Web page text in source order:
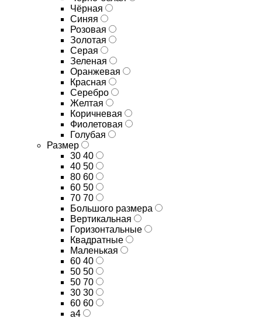
Чёрная
Синяя
Розовая
Золотая
Серая
Зеленая
Оранжевая
Красная
Серебро
Желтая
Коричневая
Фиолетовая
Голубая
Размер
30 40
40 50
80 60
60 50
70 70
Большого размера
Вертикальная
Горизонтальные
Квадратные
Маленькая
60 40
50 50
50 70
30 30
60 60
а4